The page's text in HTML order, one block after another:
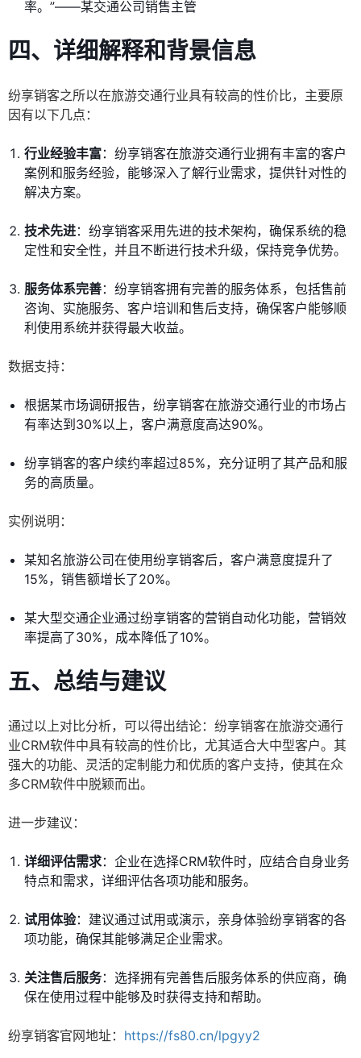
率。”——某交通公司销售主管
四、详细解释和背景信息
纷享销客之所以在旅游交通行业具有较高的性价比，主要原
因有以下几点：
行业经验丰富：纷享销客在旅游交通行业拥有丰富的客户
案例和服务经验，能够深入了解行业需求，提供针对性的
解决方案。
技术先进：纷享销客采用先进的技术架构，确保系统的稳
定性和安全性，并且不断进行技术升级，保持竞争优势。
服务体系完善：纷享销客拥有完善的服务体系，包括售前
咨询、实施服务、客户培训和售后支持，确保客户能够顺
利使用系统并获得最大收益。
数据支持：
根据某市场调研报告，纷享销客在旅游交通行业的市场占
有率达到30%以上，客户满意度高达90%。
纷享销客的客户续约率超过85%，充分证明了其产品和服
务的高质量。
实例说明：
某知名旅游公司在使用纷享销客后，客户满意度提升了
15%，销售额增长了20%。
某大型交通企业通过纷享销客的营销自动化功能，营销效
率提高了30%，成本降低了10%。
五、总结与建议
通过以上对比分析，可以得出结论：纷享销客在旅游交通行
业CRM软件中具有较高的性价比，尤其适合大中型客户。其
强大的功能、灵活的定制能力和优质的客户支持，使其在众
多CRM软件中脱颖而出。
进一步建议：
详细评估需求：企业在选择CRM软件时，应结合自身业务
特点和需求，详细评估各项功能和服务。
试用体验：建议通过试用或演示，亲身体验纷享销客的各
项功能，确保其能够满足企业需求。
关注售后服务：选择拥有完善售后服务体系的供应商，确
保在使用过程中能够及时获得支持和帮助。
纷享销客官网地址： https://fs80.cn/lpgyy2